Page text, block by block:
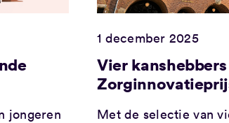
jongeren
1 december 2025
Vier
Met de selectie van